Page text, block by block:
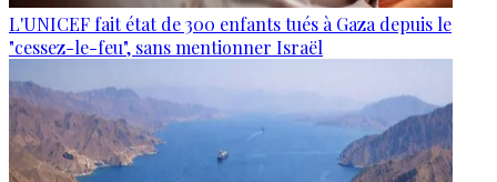
L'UNICEF fait état de 300 enfants tués à Gaza depuis le
"cessez-le-feu", sans mentionner Israël